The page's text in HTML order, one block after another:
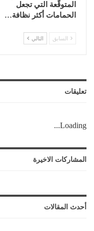
المتوقّعة التي تجعل
الحمامات أكثر نظافة…
السابق التالي
تعليقات
Loading...
المشاركات الاخيرة
أحدث المقالات